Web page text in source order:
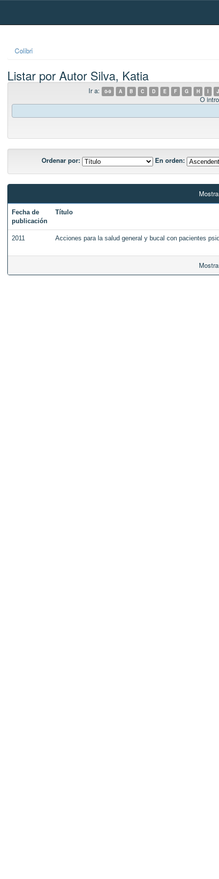
Skip
Colibri
Listar por Autor Silva, Katia
Ir a: 0-9 A B C D E F G H I J
O
Ordenar por: En orden:
Fecha de
publicación
Título
2011 Acciones para la salud general y bucal con pacientes